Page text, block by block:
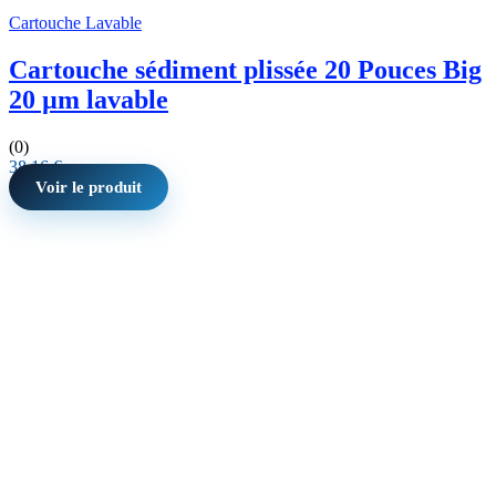
Cartouche Lavable
Cartouche sédiment plissée 20 Pouces Big
20 µm lavable
(0)
38,16€
Voir le produit